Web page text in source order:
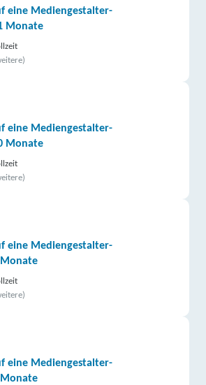
eine Mediengestalter-
Monate
eine Mediengestalter-
Monate
eine Mediengestalter-
eine Mediengestalter-